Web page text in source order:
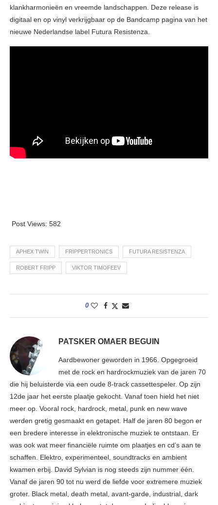
klankharmonieën en vreemde landschappen. Deze release is
digitaal en op vinyl verkrijgbaar op de Bandcamp pagina van het
nieuwe Nederlandse label Futura Resistenza.
Post Views: 582
APHEX TWIN FRIPPERTRONICS FUTURA RESISTENZA
ROBERT FRIPP VIKTOR TIMOFEEV
0
PATSKER OMAER BEGUIN
Aardbewoner geworden in 1966. Opgegroeid
met de rock en hardrockmuziek van de jaren 70
die hij beluisterde via een oude 8-track cassettespeler. Op zijn
12de jaar het eerste plaatje gekocht. Vanaf toen hield het niet
meer op. Vooral rock, hardrock, metal, punk en new wave
werden gretig gesmaakt en getapet. Half de jaren 80 begon er
een bredere interesse in elektronische muziek te ontstaan. Er
was ook wat meer financiële ruimte om plaatjes en cd’s aan te
schaffen. Elektro, experimenteel, soundtracks en ambient
kwamen erbij. David Sylvian is nog steeds zijn nummer één.
Vanaf de jaren 90 tot nu werd de liefde voor extremere muziek
groter. Black metal, death metal, avant-garde, industrial, dark